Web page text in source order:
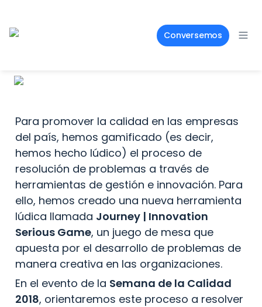
Conversemos
Para promover la calidad en las empresas
del país, hemos gamificado (es decir,
hemos hecho lúdico) el proceso de
resolución de problemas a través de
herramientas de gestión e innovación. Para
ello, hemos creado una nueva herramienta
lúdica llamada Journey | Innovation
Serious Game, un juego de mesa que
apuesta por el desarrollo de problemas de
manera creativa en las organizaciones.
En el evento de la Semana de la Calidad
2018, orientaremos este proceso a resolver